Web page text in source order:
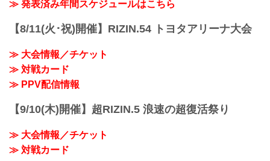
19:00〜20:00頃
※試合内容、イベント進行によって終了
!1m18!1m12!1m3!1d3249.958551664571!
2d139.62652771477258!3d35.4558205499
≫ 発表済み年間スケジュールはこちら
【8/11(火･祝)開催】RIZIN.54 トヨタアリーナ大会
≫ 大会情報／チケット
≫ 対戦カード
≫ PPV配信情報
【9/10(木)開催】超RIZIN.5 浪速の超復活祭り
≫ 大会情報／チケット
≫ 対戦カード